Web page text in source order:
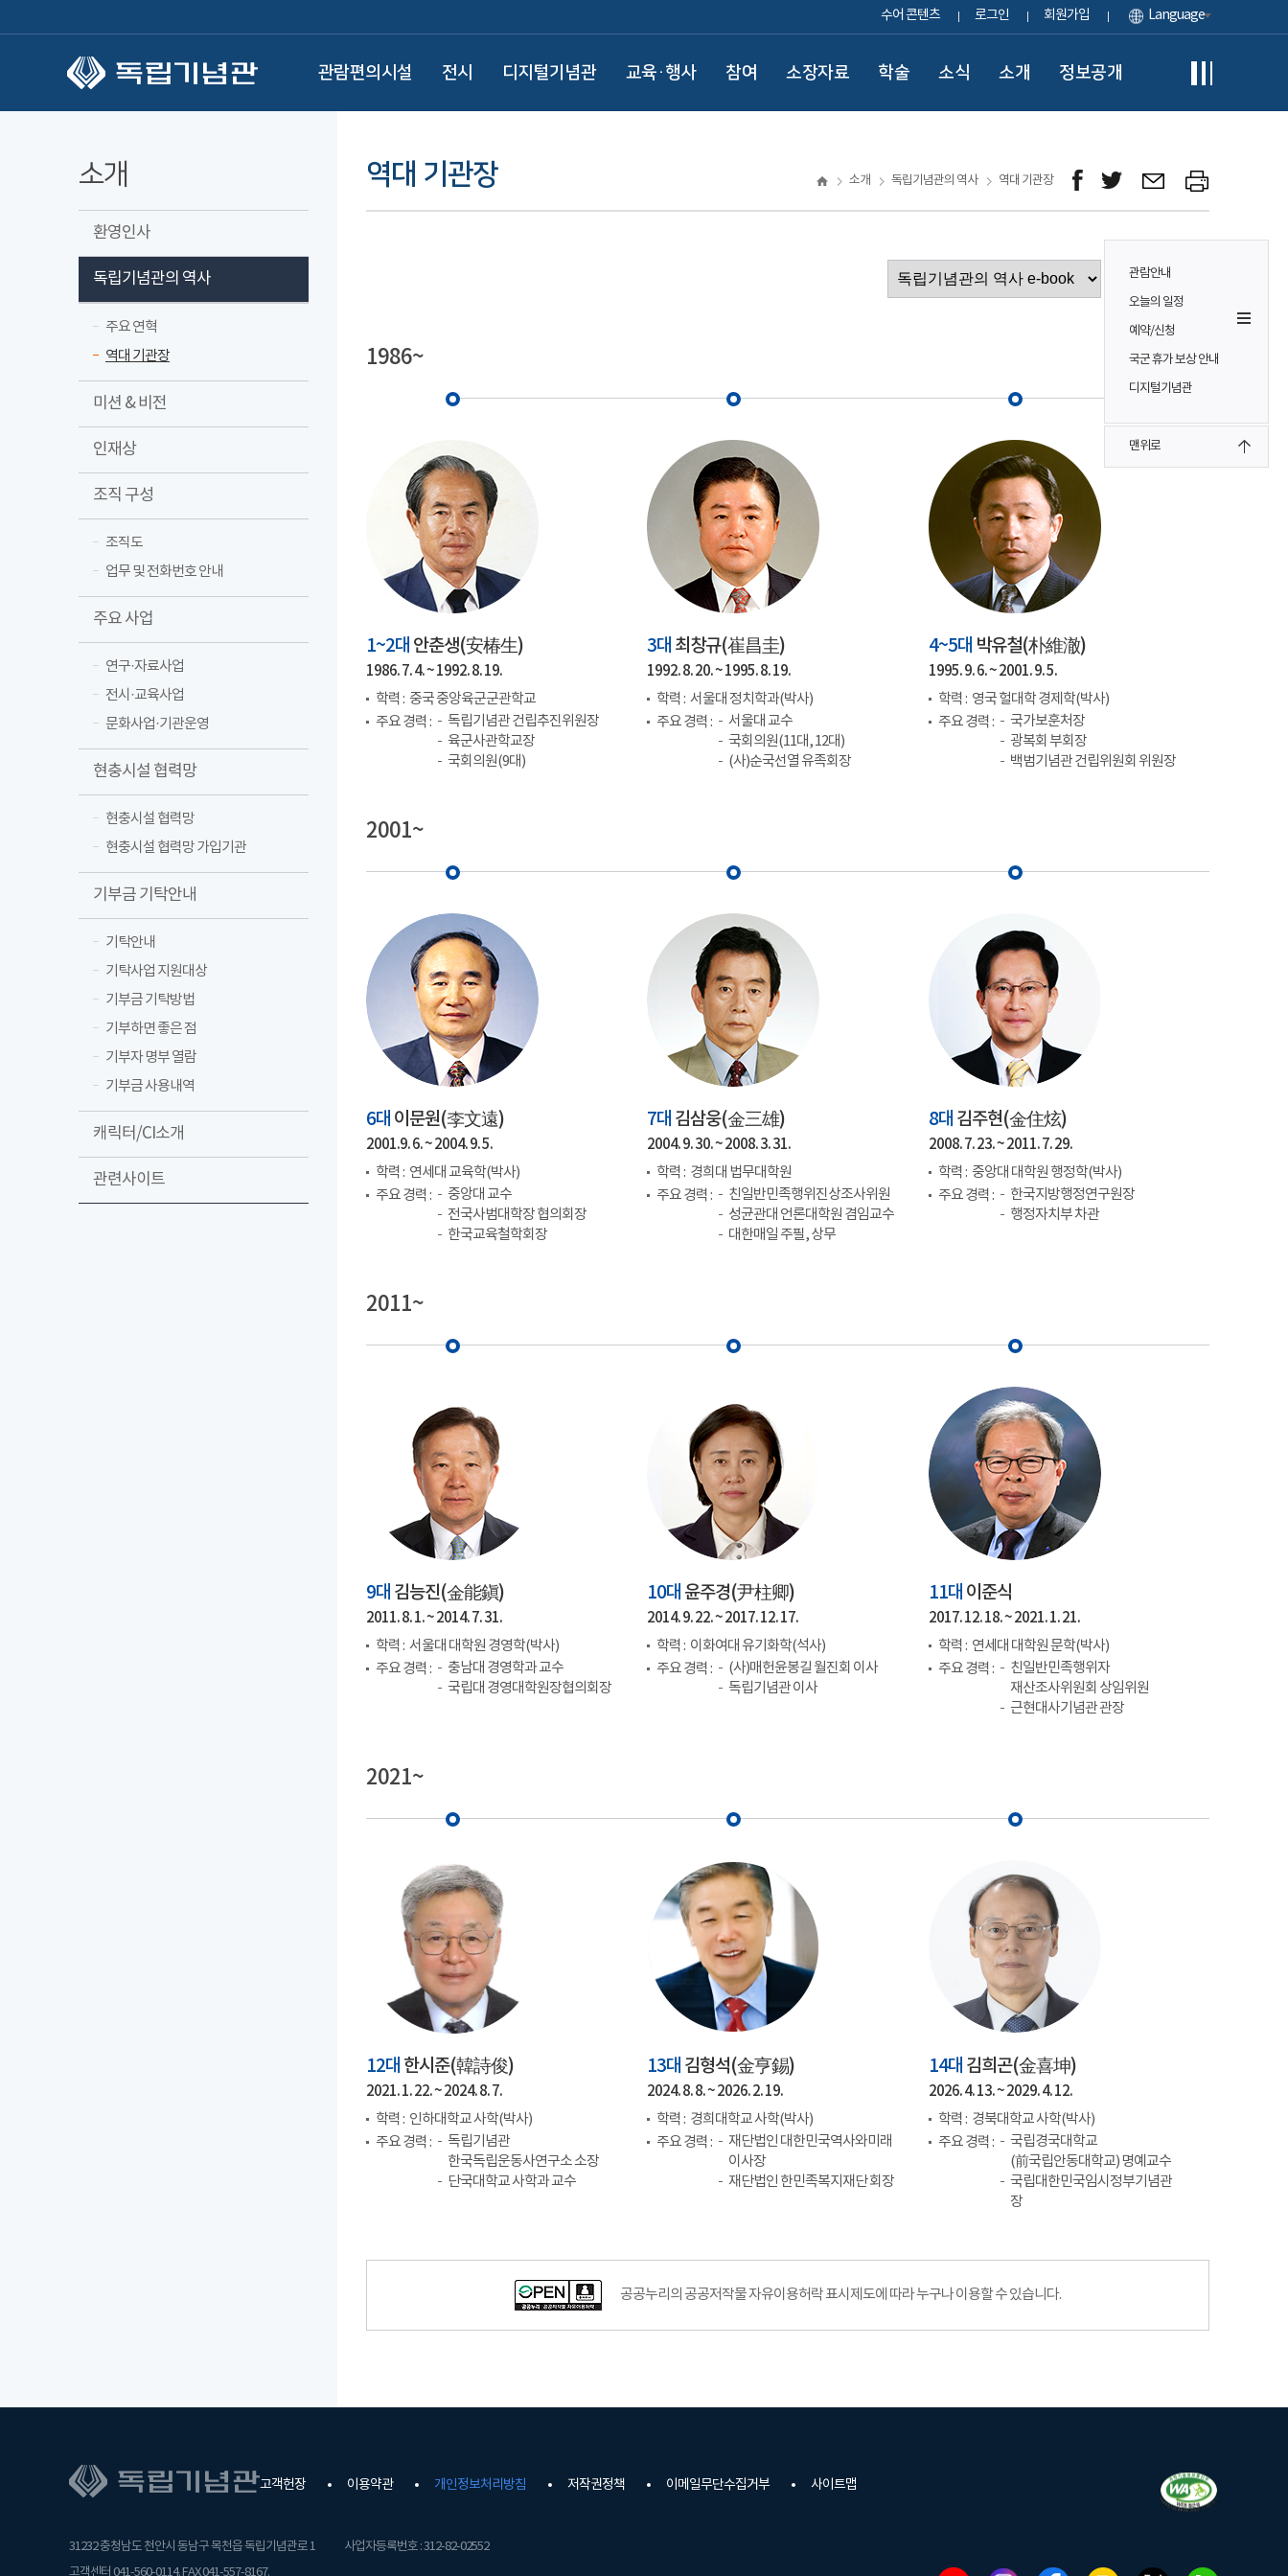
수어 콘텐츠 로그인 회원가입 Language
관람편의시설 전시 디지털기념관 교육·행사 참여 소장자료 학술 소식 소개 정보공개
관람안내
오늘의 일정
예약/신청
국군 휴가 보상 안내
디지털기념관
맨위로
소개
환영인사
독립기념관의 역사
주요 연혁
역대 기관장
미션 & 비전
인재상
조직 구성
조직도
업무 및 전화번호 안내
주요 사업
연구·자료사업
전시·교육사업
문화사업·기관운영
현충시설 협력망
현충시설 협력망
현충시설 협력망 가입기관
기부금 기탁안내
기탁안내
기탁사업 지원대상
기부금 기탁방법
기부하면 좋은 점
기부자 명부 열람
기부금 사용내역
캐릭터/CI소개
관련사이트
역대 기관장 소개 독립기념관의 역사 역대 기관장
이동
1986~
1~2대 안춘생(安椿生)
1986. 7. 4. ~ 1992. 8. 19.
학력 : 중국 중앙육군군관학교
주요 경력 :
독립기념관 건립추진위원장
육군사관학교장
국회의원(9대)
3대 최창규(崔昌圭)
1992. 8. 20. ~ 1995. 8. 19.
학력 : 서울대 정치학과(박사)
주요 경력 :
서울대 교수
국회의원(11대, 12대)
(사)순국선열 유족회장
4~5대 박유철(朴維澈)
1995. 9. 6. ~ 2001. 9. 5.
학력 : 영국 헐대학 경제학(박사)
주요 경력 :
국가보훈처장
광복회 부회장
백범기념관 건립위원회 위원장
2001~
6대 이문원(李文遠)
2001.9. 6. ~ 2004. 9. 5.
학력 : 연세대 교육학(박사)
주요 경력 :
중앙대 교수
전국사범대학장 협의회장
한국교육철학회장
7대 김삼웅(金三雄)
2004. 9. 30. ~ 2008. 3. 31.
학력 : 경희대 법무대학원
주요 경력 :
친일반민족행위진상조사위원
성균관대 언론대학원 겸임교수
대한매일 주필, 상무
8대 김주현(金住炫)
2008. 7. 23. ~ 2011. 7. 29.
학력 : 중앙대 대학원 행정학(박사)
주요 경력 :
한국지방행정연구원장
행정자치부 차관
2011~
9대 김능진(金能鎭)
2011. 8. 1. ~ 2014. 7. 31.
학력 : 서울대 대학원 경영학(박사)
주요 경력 :
충남대 경영학과 교수
국립대 경영대학원장협의회장
10대 윤주경(尹柱卿)
2014. 9. 22. ~ 2017. 12. 17.
학력 : 이화여대 유기화학(석사)
주요 경력 :
(사)매헌윤봉길 월진회 이사
독립기념관 이사
11대 이준식
2017. 12. 18. ~ 2021. 1. 21.
학력 : 연세대 대학원 문학(박사)
주요 경력 :
친일반민족행위자
재산조사위원회 상임위원
근현대사기념관 관장
2021~
12대 한시준(韓詩俊)
2021. 1. 22. ~ 2024. 8. 7.
학력 : 인하대학교 사학(박사)
주요 경력 :
독립기념관
한국독립운동사연구소 소장
단국대학교 사학과 교수
13대 김형석(金亨錫)
2024. 8. 8. ~ 2026. 2. 19.
학력 : 경희대학교 사학(박사)
주요 경력 :
재단법인 대한민국역사와미래
이사장
재단법인 한민족복지재단 회장
14대 김희곤(金喜坤)
2026. 4. 13. ~ 2029. 4. 12.
학력 : 경북대학교 사학(박사)
주요 경력 :
국립경국대학교
(前국립안동대학교) 명예교수
국립대한민국임시정부기념관
장
공공누리의 공공저작물 자유이용허락 표시제도에 따라 누구나 이용할 수 있습니다.
고객헌장 이용약관 개인정보처리방침 저작권정책 이메일무단수집거부 사이트맵
31232 충청남도 천안시 동남구 목천읍 독립기념관로 1
사업자등록번호 : 312-82-02552
고객센터 041-560-0114. FAX 041-557-8167.